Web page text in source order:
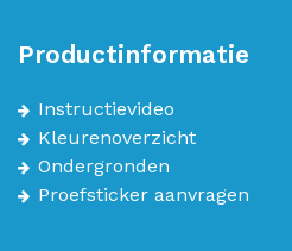
Productinformatie
Instructievideo
Kleurenoverzicht
Ondergronden
Proefsticker aanvragen